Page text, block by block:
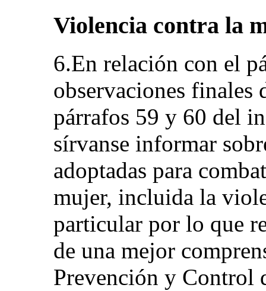
Violencia contra la
6.En relación con el
observaciones
párrafos 59 y 60 del
sírvanse informar
adoptadas para
mujer, incluida la
particular por lo que
de una mejor
Prevención y Control